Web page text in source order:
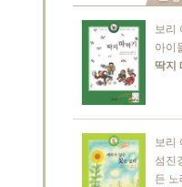
보리
아이
딱지
보리
섬진
든 노